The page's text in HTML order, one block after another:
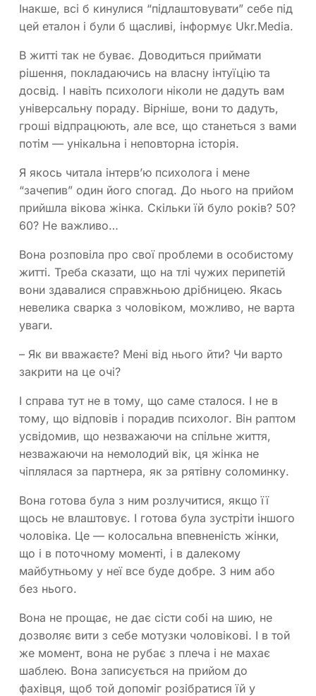
Інакше, всі б кинулися “підлаштовувати” себе під
цей еталон і були б щасливі, інформує Ukr.Media.
В житті так не буває. Доводиться приймати
рішення, покладаючись на власну інтуїцію та
досвід. І навіть психологи ніколи не дадуть вам
універсальну пораду. Вірніше, вони то дадуть,
гроші відпрацюють, але все, що станеться з вами
потім — унікальна і неповторна історія.
Я якось читала інтерв’ю психолога і мене
“зачепив” один його спогад. До нього на прийом
прийшла вікова жінка. Скільки їй було років? 50?
60? Не важливо…
Вона розповіла про свої проблеми в особистому
житті. Треба сказати, що на тлі чужих перипетій
вони здавалися справжньою дрібницею. Якась
невелика сварка з чоловіком, можливо, не варта
уваги.
– Як ви вважаєте? Мені від нього йти? Чи варто
закрити на це очі?
І справа тут не в тому, що саме сталося. І не в
тому, що відповів і порадив психолог. Він раптом
усвідомив, що незважаючи на спільне життя,
незважаючи на немолодий вік, ця жінка не
чіплялася за партнера, як за рятівну соломинку.
Вона готова була з ним розлучитися, якщо її
щось не влаштовує. І готова була зустріти іншого
чоловіка. Це — колосальна впевненість жінки,
що і в поточному моменті, і в далекому
майбутньому у неї все буде добре. З ним або
без нього.
Вона не прощає, не дає сісти собі на шию, не
дозволяє вити з себе мотузки чоловікові. І в той
же момент, вона не рубає з плеча і не махає
шаблею. Вона записується на прийом до
фахівця, щоб той допоміг розібратися їй у